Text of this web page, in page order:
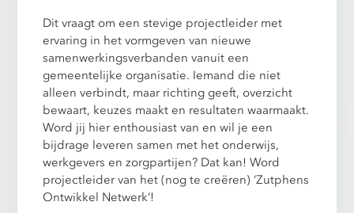
Dit vraagt om een stevige projectleider met
ervaring in het vormgeven van nieuwe
samenwerkingsverbanden vanuit een
gemeentelijke organisatie. Iemand die niet
alleen verbindt, maar richting geeft, overzicht
bewaart, keuzes maakt en resultaten waarmaakt.
Word jij hier enthousiast van en wil je een
bijdrage leveren samen met het onderwijs,
werkgevers en zorgpartijen? Dat kan! Word
projectleider van het (nog te creëren) ‘Zutphens
Ontwikkel Netwerk’!